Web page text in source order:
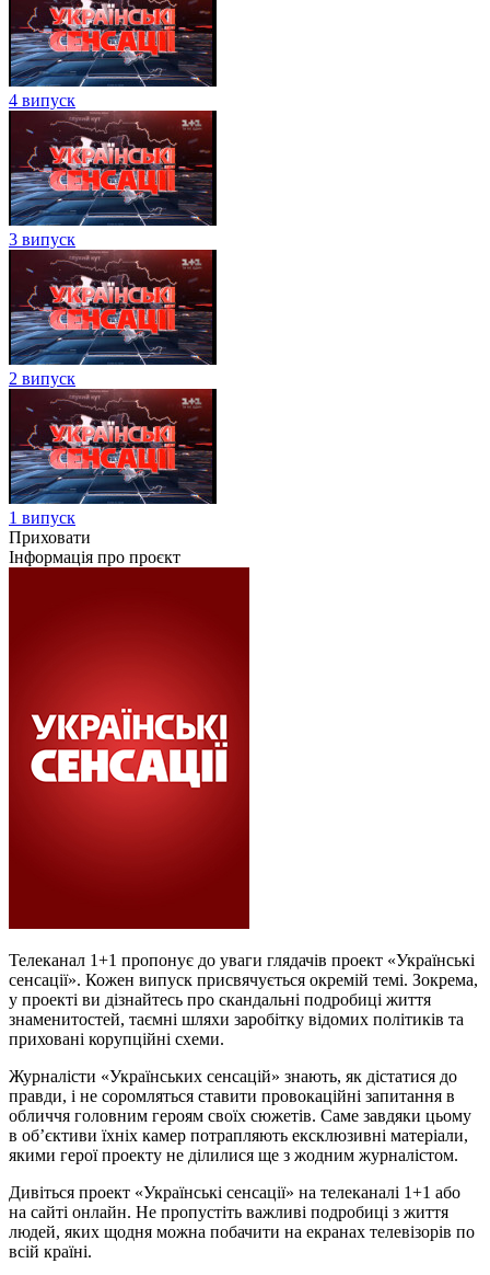
4 випуск
3 випуск
2 випуск
1 випуск
Приховати
Інформація про проєкт
Телеканал 1+1 пропонує до уваги глядачів проект «Українські
сенсації». Кожен випуск присвячується окремій темі. Зокрема,
у проекті ви дізнайтесь про скандальні подробиці життя
знаменитостей, таємні шляхи заробітку відомих політиків та
приховані корупційні схеми.
Журналісти «Українських сенсацій» знають, як дістатися до
правди, і не соромляться ставити провокаційні запитання в
обличчя головним героям своїх сюжетів. Саме завдяки цьому
в об’єктиви їхніх камер потрапляють ексклюзивні матеріали,
якими герої проекту не ділилися ще з жодним журналістом.
Дивіться проект «Українські сенсації» на телеканалі 1+1 або
на сайті онлайн. Не пропустіть важливі подробиці з життя
людей, яких щодня можна побачити на екранах телевізорів по
всій країні.